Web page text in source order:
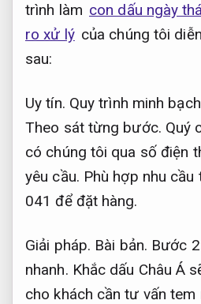
trình làm con dấu ngày
ro xử lý của chúng tôi
sau:
Uy tín. Quy trình minh
Theo sát từng bước. Quý
có chúng tôi qua số điện
yêu cầu. Phù hợp nhu cầu
041 để đặt hàng.
Giải pháp. Bài bản. Bước
nhanh. Khắc dấu Châu Á
cho khách cần tư vấn